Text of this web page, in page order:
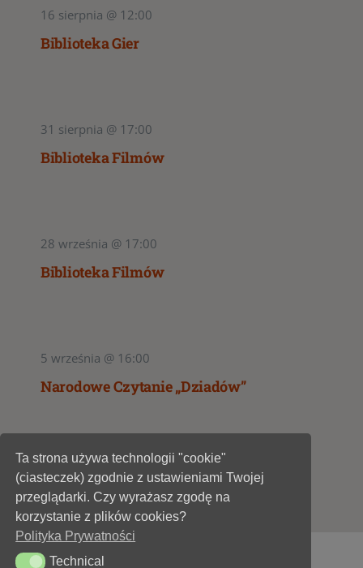
16 sierpnia @ 12:00
Biblioteka Gier
31 sierpnia @ 17:00
Biblioteka Filmów
28 września @ 17:00
Biblioteka Filmów
5 września @ 16:00
Narodowe Czytanie „Dziadów”
1
Ta strona używa technologii "cookie"
(ciasteczek) zgodnie z ustawieniami Twojej
przeglądarki. Czy wyrażasz zgodę na
korzystanie z plików cookies?
Polityka Prywatności
TechnicalTechnical